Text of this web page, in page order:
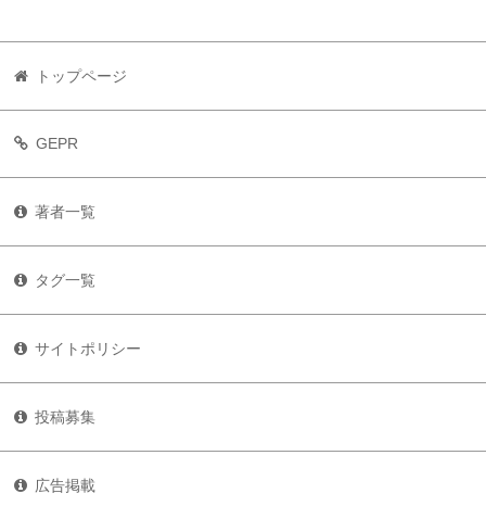
トップページ
GEPR
著者一覧
タグ一覧
サイトポリシー
投稿募集
広告掲載